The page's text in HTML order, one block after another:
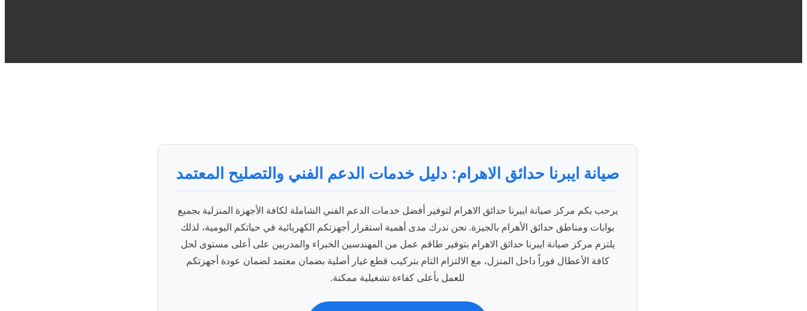
صيانة ايبرنا حدائق الاهرام: دليل خدمات الدعم الفني والتصليح المعتمد
يرحب بكم مركز صيانة ايبرنا حدائق الاهرام لتوفير أفضل خدمات الدعم الفني الشاملة لكافة الأجهزة المنزلية بجميع
بوابات ومناطق حدائق الأهرام بالجيزة. نحن ندرك مدى أهمية استقرار أجهزتكم الكهربائية في حياتكم اليومية، لذلك
يلتزم مركز صيانة ايبرنا حدائق الاهرام بتوفير طاقم عمل من المهندسين الخبراء والمدربين على أعلى مستوى لحل
كافة الأعطال فوراً داخل المنزل، مع الالتزام التام بتركيب قطع غيار أصلية بضمان معتمد لضمان عودة أجهزتكم
للعمل بأعلى كفاءة تشغيلية ممكنة.